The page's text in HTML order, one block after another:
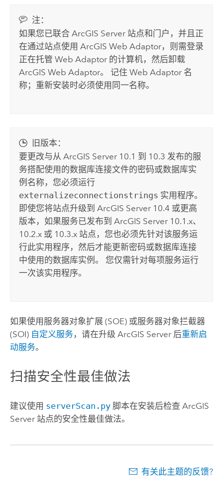
注：
如果您已联合ArcGIS Server 站点和门户，并且正
在通过站点使用ArcGIS Web Adaptor，则需登录
正在托管 Web Adaptor 的计算机，然后卸载
ArcGIS Web Adaptor。 记住 Web Adaptor 名
称；重新安装时必须使用同一名称。
旧版本：
要更改与从ArcGIS Server 10.1 到 10.3 发布的服
务搭配使用的数据库连接文件的密码或数据库实
例名称，您必须运行
externalizeconnectionstrings 实用程序。
即使您将站点升级到ArcGIS Server 10.4 或更高
版本，如果服务已发布到ArcGIS Server 10.1.x、
10.2.x 或 10.3.x 站点，您也必须先针对该服务运
行此实用程序，然后才能更新密码或数据库连接
中使用的数据库实例。 您仅需针对每项服务运行
一次该实用程序。
如果使用服务器对象扩展 (SOE) 或服务器对象拦截器
(SOI) 自定义服务 ，请在升级 ArcGIS Server后重新启
动服务。
扫描安全性最佳做法
建议使用 serverScan.py脚本在安装后检查 ArcGIS
Server站点的安全性最佳做法。
有关此主题的反馈?